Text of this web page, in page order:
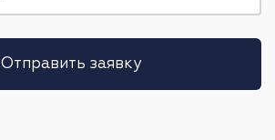
Отправить заявку